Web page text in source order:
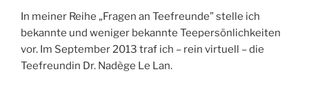
In meiner Reihe „Fragen an Teefreunde” stelle ich
bekannte und weniger bekannte Teepersönlichkeiten
vor. Im September 2013 traf ich – rein virtuell – die
Teefreundin Dr. Nadège Le Lan.